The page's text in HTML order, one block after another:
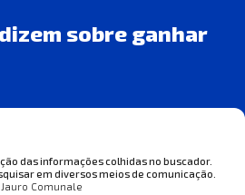
sobre ganhar
das informações colhidas no buscador.
em diversos meios de comunicação.
Jauro Comunale